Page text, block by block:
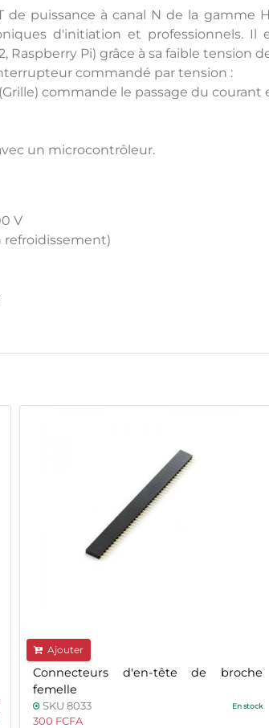
de puissance à canal N de la gamme
d'initiation et professionnels.
Raspberry Pi) grâce à sa faible tension
commandé par tension :
commande le passage du courant
un microcontrôleur.
V
refroidissement)
Ajouter
Connecteurs d'en-tête de broche
femelle
SKU 8033 En stock
300 FCFA